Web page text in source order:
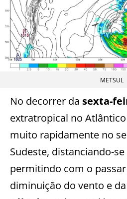
METSUL
No decorrer da sexta-
extratropical no
muito rapidamente no
Sudeste, distanciando-
permitindo com o
diminuição do vento e